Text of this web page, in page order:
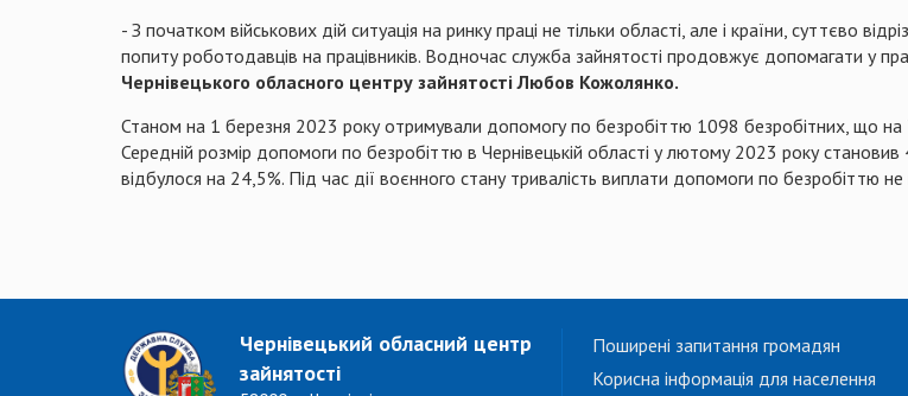
- З початком військових дій ситуація на ринку праці не тільки області, але і країни, суттєво
попиту роботодавців на працівників. Водночас служба зайнятості продовжує допомагати у
Чернівецького обласного центру зайнятості Любов Кожолянко.
Станом на 1 березня 2023 року отримували допомогу по безробіттю 1098 безробітних, що
Середній розмір допомоги по безробіттю в Чернівецькій області у лютому 2023 року
відбулося на 24,5%. Під час дії воєнного стану тривалість виплати допомоги по безробіттю
Чернівецький обласний центр
зайнятості
Поширені запитання громадян
Корисна інформація для населення